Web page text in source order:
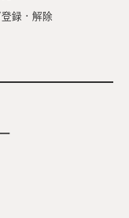
登録・解除